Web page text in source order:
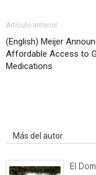
Artículo anterior
(English) Meijer
Affordable Access to
Medications
Más del autor
El